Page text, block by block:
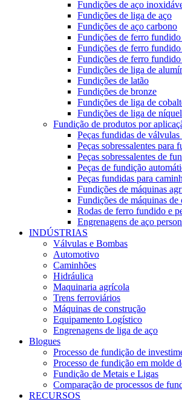
Fundições de aço
Fundições de liga de aço
Fundições de aço carbono
Fundições de ferro
Fundições de ferro
Fundições de ferro
Fundições de liga de
Fundições de latão
Fundições de bronze
Fundições de liga de
Fundições de liga de níquel
Fundição de produtos por
Peças fundidas de válvulas
Peças sobressalentes para
Peças sobressalentes de
Peças de fundição
Peças fundidas para
Fundições de máquinas
Fundições de máquinas de
Rodas de ferro fundido e
Engrenagens de aço
INDÚSTRIAS
Válvulas e Bombas
Automotivo
Caminhões
Hidráulica
Maquinaria agrícola
Trens ferroviários
Máquinas de construção
Equipamento Logístico
Engrenagens de liga de aço
Blogues
Processo de fundição de
Processo de fundição em molde
Fundição de Metais e Ligas
Comparação de processos de
RECURSOS